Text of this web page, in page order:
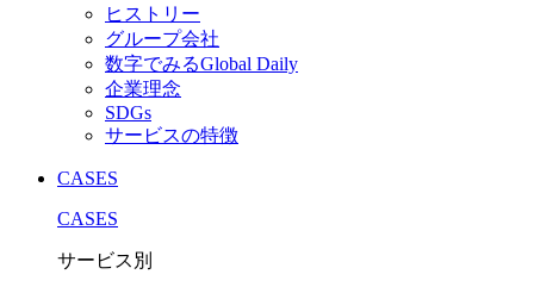
ヒストリー
グループ会社
数字でみるGlobal Daily
企業理念
SDGs
サービスの特徴
CASES
CASES
サービス別